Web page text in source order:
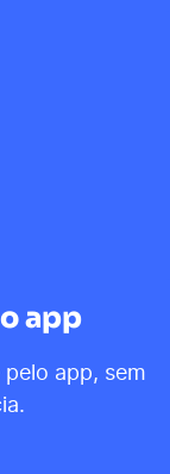
app
app, sem